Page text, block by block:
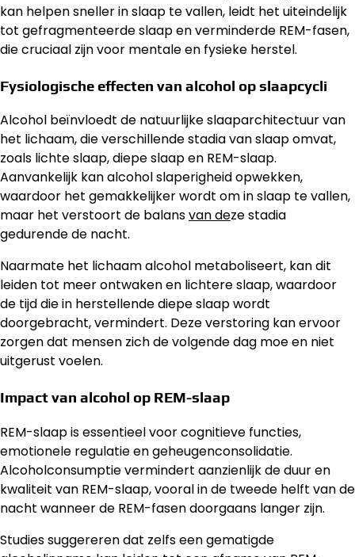
kan helpen sneller in slaap te vallen, leidt het uiteindelijk
tot gefragmenteerde slaap en verminderde REM-fasen,
die cruciaal zijn voor mentale en fysieke herstel.
Fysiologische effecten van alcohol op slaapcycli
Alcohol beïnvloedt de natuurlijke slaaparchitectuur van
het lichaam, die verschillende stadia van slaap omvat,
zoals lichte slaap, diepe slaap en REM-slaap.
Aanvankelijk kan alcohol slaperigheid opwekken,
waardoor het gemakkelijker wordt om in slaap te vallen,
maar het verstoort de balansvan deze stadia
gedurende de nacht.
Naarmate het lichaam alcohol metaboliseert, kan dit
leiden tot meer ontwaken en lichtere slaap, waardoor
de tijd die in herstellende diepe slaap wordt
doorgebracht, vermindert. Deze verstoring kan ervoor
zorgen dat mensen zich de volgende dag moe en niet
uitgerust voelen.
Impact van alcohol op REM-slaap
REM-slaap is essentieel voor cognitieve functies,
emotionele regulatie en geheugenconsolidatie.
Alcoholconsumptie vermindert aanzienlijk de duur en
kwaliteit van REM-slaap, vooral in de tweede helft van de
nacht wanneer de REM-fasen doorgaans langer zijn.
Studies suggereren dat zelfs een gematigde